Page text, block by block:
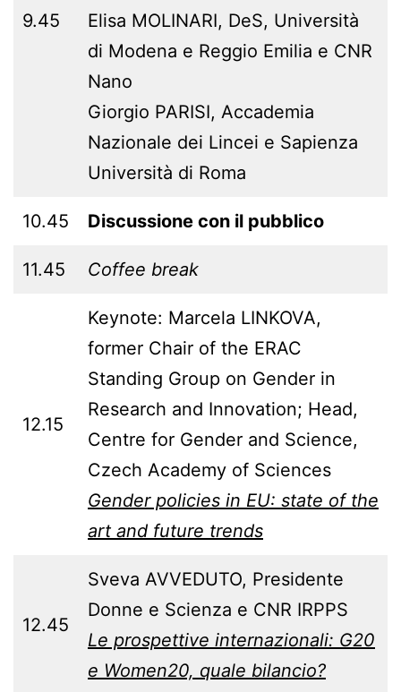
9.45
Elisa MOLINARI, DeS, Università
di Modena e Reggio Emilia e CNR
Nano
Giorgio PARISI, Accademia
Nazionale dei Lincei e Sapienza
Università di Roma
10.45 Discussione con il pubblico
11.45 Coffee break
12.15
Keynote: Marcela LINKOVA,
former Chair of the ERAC
Standing Group on Gender in
Research and Innovation; Head,
Centre for Gender and Science,
Czech Academy of Sciences
Gender policies in EU: state of the
art and future trends
12.45
Sveva AVVEDUTO, Presidente
Donne e Scienza e CNR IRPPS
Le prospettive internazionali: G20
e Women20, quale bilancio?